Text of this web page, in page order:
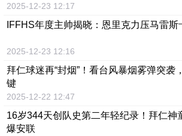
2025-12-23 12:17
IFFHS年度主帅揭晓：恩里克力压马雷斯
2025-12-23 12:16
拜仁球迷再“封烟”！看台风暴烟雾弹突袭
键
2025-12-22 12:47
16岁344天创队史第二年轻纪录！拜仁神
爆安联